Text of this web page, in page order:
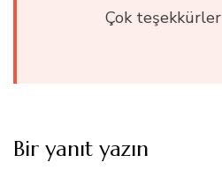
Çok teşekkürler
Bir yanıt yazın